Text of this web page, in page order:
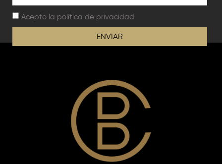
Acepto la política de privacidad
ENVIAR